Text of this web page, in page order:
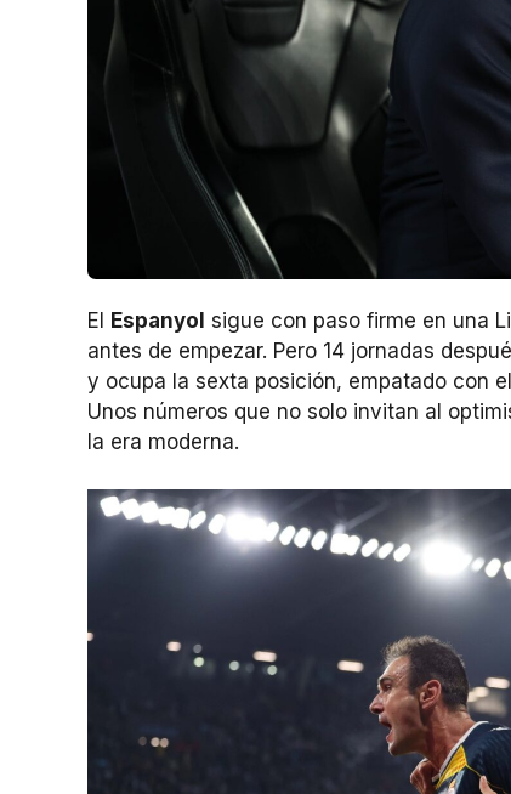
El Espanyol sigue con paso firme en una
antes de empezar. Pero 14 jornadas
y ocupa la sexta posición, empatado con
Unos números que no solo invitan al
la era moderna.